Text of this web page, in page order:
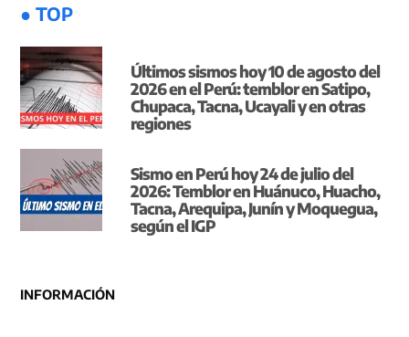
● TOP
Últimos sismos hoy 10 de agosto del
2026 en el Perú: temblor en Satipo,
Chupaca, Tacna, Ucayali y en otras
regiones
Sismo en Perú hoy 24 de julio del
2026: Temblor en Huánuco, Huacho,
Tacna, Arequipa, Junín y Moquegua,
según el IGP
INFORMACIÓN